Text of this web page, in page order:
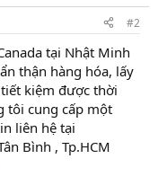
#2
tại Nhật Minh
thận hàng hóa, lấy
kiệm được thời
tôi cung cấp một
liên hệ tại
Bình , Tp.HCM